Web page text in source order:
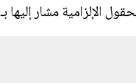
الإلزامية مشار إليها بـ